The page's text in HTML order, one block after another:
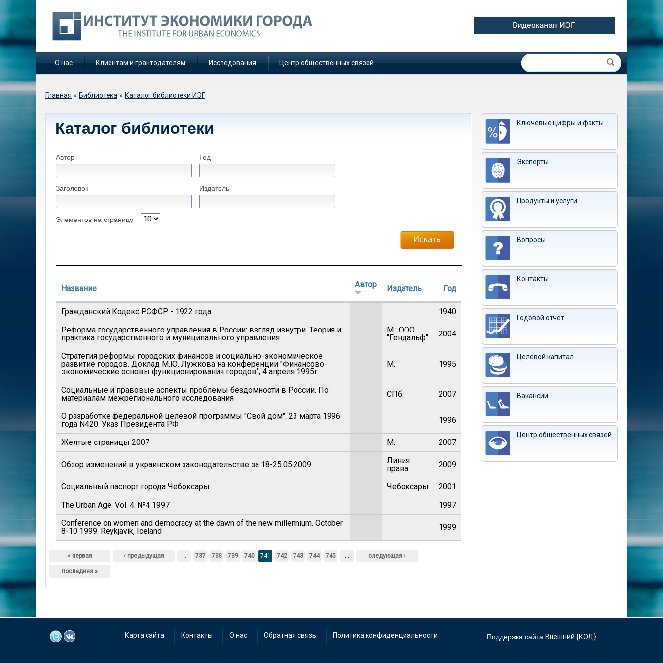
О нас Клиентам и грантодателям Исследования Центр общественных связей Форма поиска
Поиск
Вы здесь
Главная » Библиотека » Каталог библиотеки ИЭГ
Каталог библиотеки
Автор Год
Заголовок Издатель
Элементов на страницу
Название Автор Издатель Год
Гражданский Кодекс РСФСР - 1922 года
1940
Реформа государственного управления в России: взгляд изнутри. Теория и
практика государственного и муниципального управления
М.: ООО
"Гендальф"
2004
Стратегия реформы городских финансов и социально-экономическое
развитие городов. Доклад М.Ю. Лужкова на конференции "Финансово-
экономические основы функционирования городов", 4 апреля 1995г.
М. 1995
Социальные и правовые аспекты проблемы бездомности в России. По
материалам межрегионального исследования
СПб. 2007
О разработке федеральной целевой программы "Свой дом". 23 марта 1996
года N420. Указ Президента РФ
1996
Желтые страницы 2007 М. 2007
Обзор изменений в украинском законодательстве за 18-25.05.2009
Линия
права
2009
Социальный паспорт города Чебоксары Чебоксары
2001
The Urban Age. Vol. 4. №4 1997
1997
Conference on women and democracy at the dawn of the new millennium. October
8-10 1999. Reykjavik, Iceland
1999
« первая ‹ предыдущая … 737 738 739 740 741 742 743 744 745 … следующая ›
последняя »
Ключевые цифры и факты
Эксперты
Продукты и услуги
Вопросы
Контакты
Годовой отчёт
Целевой капитал
Вакансии
Центр общественных связей
Карта сайта Контакты О нас Обратная связь Политика конфиденциальности Поддержка сайта Внешний {КОД}